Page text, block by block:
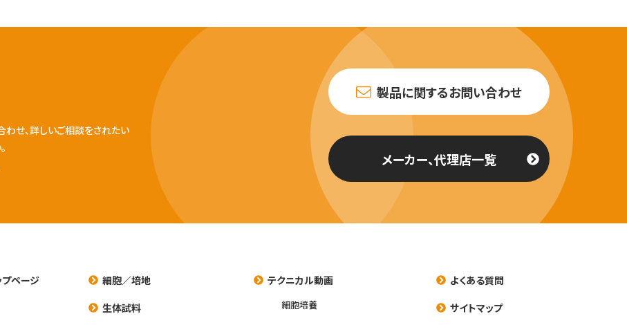
わせ、詳しいご相談をされたい
製品に関するお問い合わせ
メーカー、代理店一覧
プページ
細胞／培地
生体試料
テクニカル動画
細胞培養
よくある質問
サイトマップ